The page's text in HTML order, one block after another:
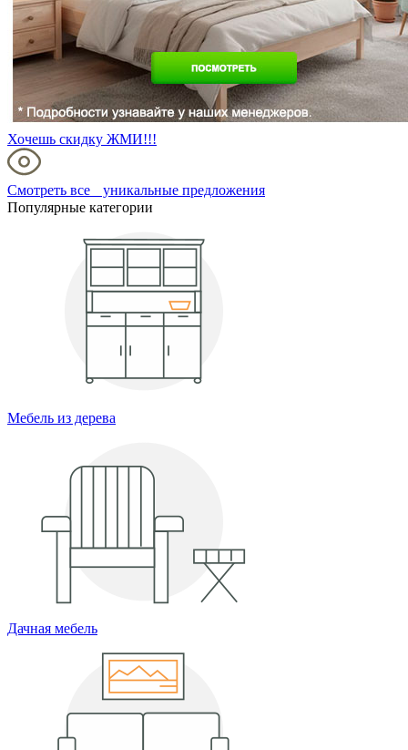
Хочешь скидку ЖМИ!!!
Смотреть все уникальные предложения
Популярные категории
Мебель из дерева
Дачная мебель